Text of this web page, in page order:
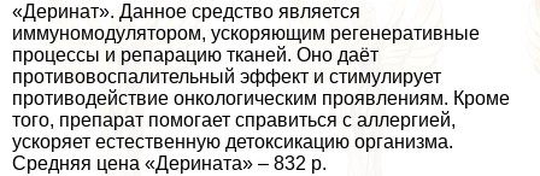
«Деринат». Данное средство является
иммуномодулятором, ускоряющим регенеративные
процессы и репарацию тканей. Оно даёт
противовоспалительный эффект и стимулирует
противодействие oнкoлoгическим проявлениям. Кроме
того, препарат помогает справиться с аллергией,
ускоряет естественную детоксикацию организма.
Средняя цена «Дерината» – 832 р.